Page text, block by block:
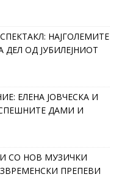
НАЈГОЛЕМИТЕ
ОД ЈУБИЛЕЈНИОТ
ЕЛЕНА ЈОВЧЕСКА И
ДАМИ И
СО НОВ МУЗИЧКИ
ПРЕПЕВИ